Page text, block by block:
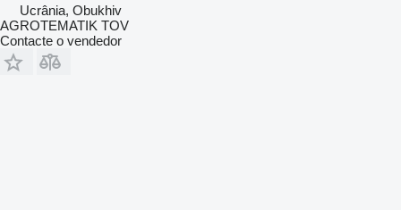
Ucrânia, Obukhiv
AGROTEMATIK TOV
Contacte o vendedor